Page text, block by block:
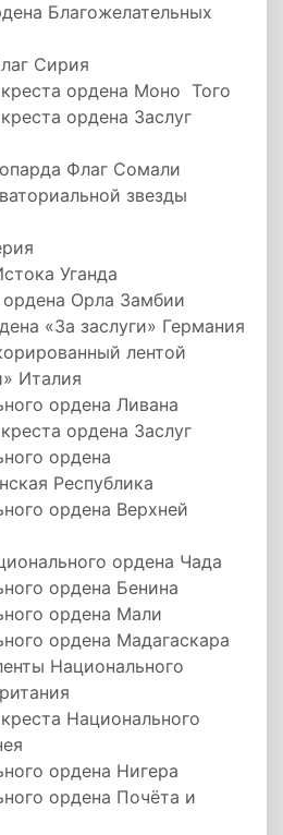
Благожелательных
Сирия
ордена Моно Того
ордена Заслуг
Флаг Сомали
звезды
Уганда
Орла Замбии
«За заслуги» Германия
лентой
Италия
ордена Ливана
ордена Заслуг
ордена
Республика
ордена Верхней
ордена Чада
ордена Бенина
ордена Мали
ордена Мадагаскара
Национального
Национального
ордена Нигера
ордена Почёта и